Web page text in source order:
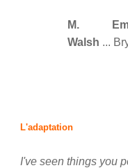
M.
Walsh ...
L'adaptation
I've seen things you